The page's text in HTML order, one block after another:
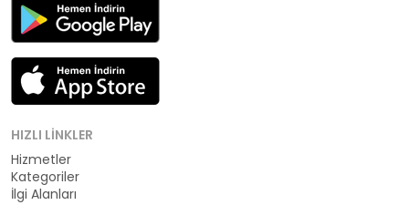
HIZLI LINKLER
Hizmetler
Kategoriler
İlgi Alanları